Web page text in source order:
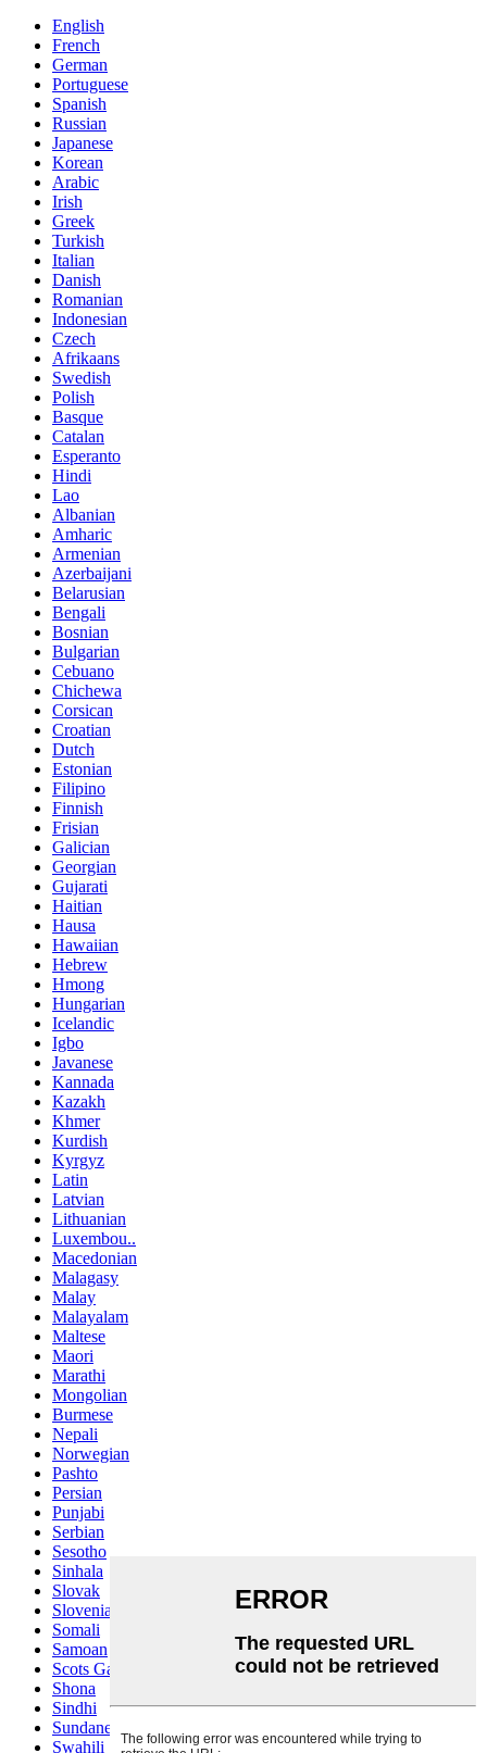
English
French
German
Portuguese
Spanish
Russian
Japanese
Korean
Arabic
Irish
Greek
Turkish
Italian
Danish
Romanian
Indonesian
Czech
Afrikaans
Swedish
Polish
Basque
Catalan
Esperanto
Hindi
Lao
Albanian
Amharic
Armenian
Azerbaijani
Belarusian
Bengali
Bosnian
Bulgarian
Cebuano
Chichewa
Corsican
Croatian
Dutch
Estonian
Filipino
Finnish
Frisian
Galician
Georgian
Gujarati
Haitian
Hausa
Hawaiian
Hebrew
Hmong
Hungarian
Icelandic
Igbo
Javanese
Kannada
Kazakh
Khmer
Kurdish
Kyrgyz
Latin
Latvian
Lithuanian
Luxembou..
Macedonian
Malagasy
Malay
Malayalam
Maltese
Maori
Marathi
Mongolian
Burmese
Nepali
Norwegian
Pashto
Persian
Punjabi
Serbian
Sesotho
Sinhala
Slovak
Slovenian
Somali
Samoan
Scots Gaelic
Shona
Sindhi
Sundanese
Swahili